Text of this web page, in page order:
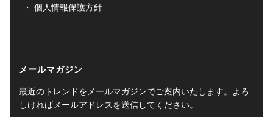
個人情報保護方針
メールマガジン
最近のトレンドをメールマガジンでご案内いたします。よろ
しければメールアドレスを送信してください。